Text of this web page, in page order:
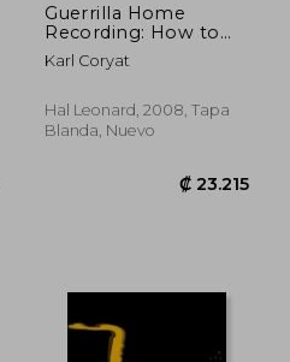
Guerrilla Home
Recording: How to
get Great Sound
From any Studio (no
Cheap Your Gear Is):
How to get Great
Cheap Your Gear is)
Karl Coryat
Hal Leonard, 2008, Tapa
Blanda, Nuevo